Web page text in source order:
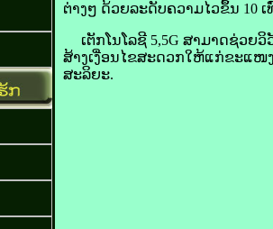
ຕ່າງໆ ດ້ວຍ​ລະດັບ​ຄວາມ​ໄວ​ຂຶ້ນ 10 ເ
ເຕັກ​ໂນ​ໂລ​ຊີ 5,5G ສາມາດ​ຊ່ວຍ​
ສ້າງເງື່ອນໄຂ​ສະດວກ​ໃຫ້​ແກ່​ຂະແ
ສະ​ລິ​ຍະ.